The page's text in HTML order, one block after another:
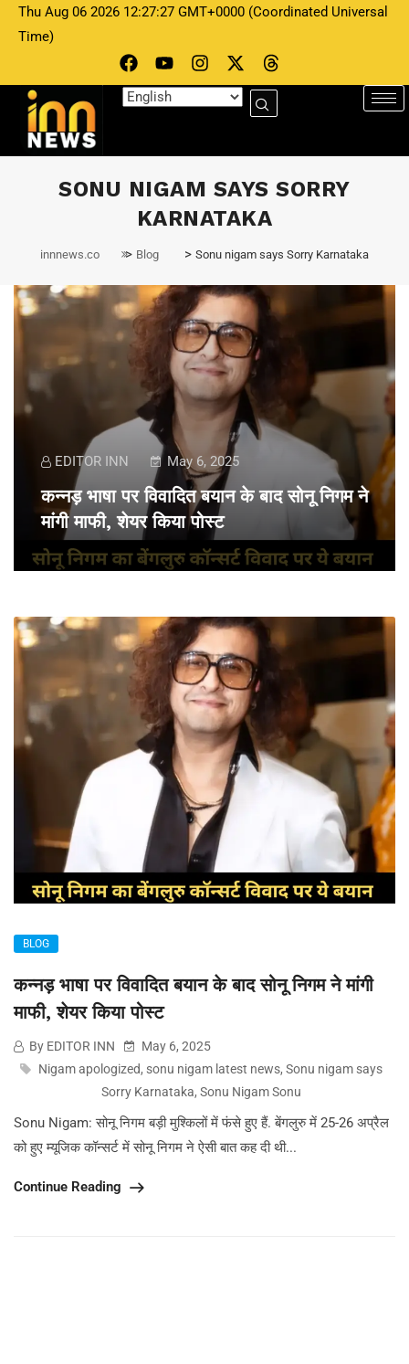
Thu Aug 06 2026 12:27:27 GMT+0000 (Coordinated Universal
Time)
SONU NIGAM SAYS SORRY
KARNATAKA
innnews.co > Blog > Sonu nigam says Sorry Karnataka
EDITOR INN May 6, 2025
कन्नड़ भाषा पर विवादित बयान के बाद सोनू निगम ने
मांगी माफी, शेयर किया पोस्ट
BLOG
कन्नड़ भाषा पर विवादित बयान के बाद सोनू निगम ने मांगी
माफी, शेयर किया पोस्ट
By EDITOR INN
May 6, 2025
Nigam apologized, sonu nigam latest news, Sonu nigam says
Sorry Karnataka, Sonu Nigam Sonu
Sonu Nigam: सोनू निगम बड़ी मुश्किलों में फंसे हुए हैं. बेंगलुरु में 25-26 अप्रैल
को हुए म्यूजिक कॉन्सर्ट में सोनू निगम ने ऐसी बात कह दी थी...
Continue Reading